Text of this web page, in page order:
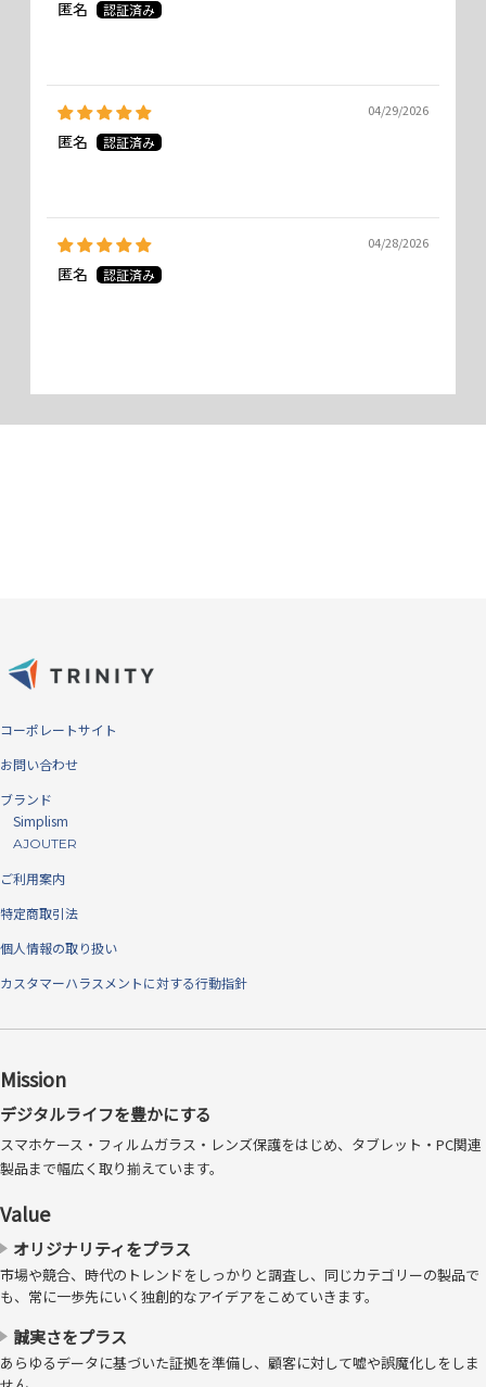
匿名
04/29/2026
匿名
04/28/2026
匿名
コーポレートサイト
お問い合わせ
ブランド
Simplism
AJOUTER
ご利用案内
特定商取引法
個人情報の取り扱い
カスタマーハラスメントに対する行動指針
Mission
デジタルライフを豊かにする
スマホケース・フィルムガラス・レンズ保護をはじめ、タブレット・PC関連
製品まで幅広く取り揃えています。
Value
オリジナリティをプラス
市場や競合、時代のトレンドをしっかりと調査し、同じカテゴリーの製品で
も、常に一歩先にいく独創的なアイデアをこめていきます。
誠実さをプラス
あらゆるデータに基づいた証拠を準備し、顧客に対して嘘や誤魔化しをしま